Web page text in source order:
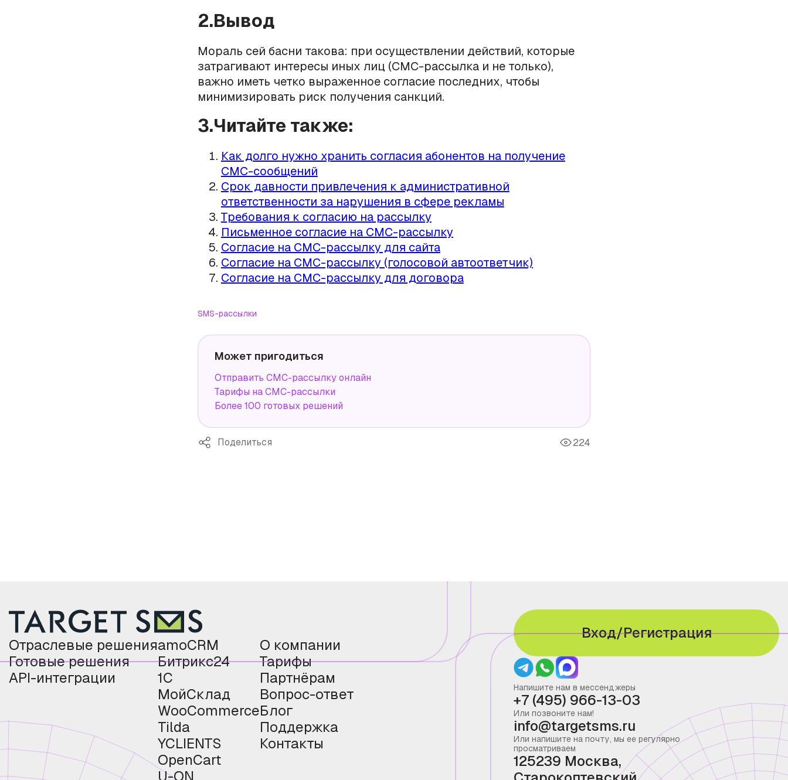
2.Вывод
Мораль сей басни такова: при осуществлении действий, которые
затрагивают интересы иных лиц (СМС-рассылка и не только),
важно иметь четко выраженное согласие последних, чтобы
минимизировать риск получения санкций.
3.Читайте также:
Как долго нужно хранить согласия абонентов на получение
СМС-сообщений
Срок давности привлечения к административной
ответственности за нарушения в сфере рекламы
Требования к согласию на рассылку
Письменное согласие на СМС-рассылку
Согласие на СМС-рассылку для сайта
Согласие на СМС-рассылку (голосовой автоответчик)
Согласие на СМС-рассылку для договора
SMS-рассылки
Может пригодиться
Отправить СМС-рассылку онлайн
Тарифы на СМС-рассылки
Более 100 готовых решений
Поделиться 224
Отраслевые решения
Готовые решения
API-интеграции
amoCRM
Битрикс24
1С
МойСклад
WooCommerce
Tilda
YCLIENTS
OpenCart
О компании
Тарифы
Партнёрам
Вопрос-ответ
Блог
Поддержка
Контакты
Вход/Регистрация
Напишите нам в мессенджеры
+7 (495) 966-13-03
Или позвоните нам!
info@targetsms.ru
Или напишите на почту, мы ее регулярно
просматриваем
125239 Москва,